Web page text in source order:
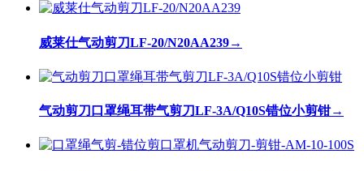
威莱仕气动剪刀LF-20/N20AA239→
气动剪刀口罩绳耳带气剪刀LF-3A/Q10S错位小剪钳→